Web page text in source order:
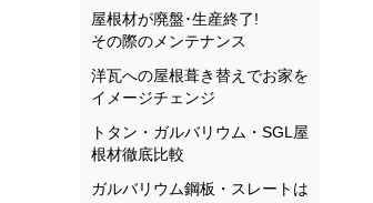
屋根材が廃盤･生産終了!
その際のメンテナンス
洋瓦への屋根葺き替えでお家を
イメージチェンジ
トタン・ガルバリウム・SGL屋
根材徹底比較
ガルバリウム鋼板・スレートは